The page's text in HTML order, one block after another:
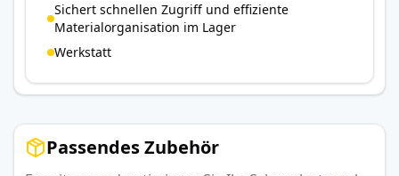
Sichert schnellen Zugriff und effiziente
Materialorganisation im Lager
Werkstatt
Passendes Zubehör